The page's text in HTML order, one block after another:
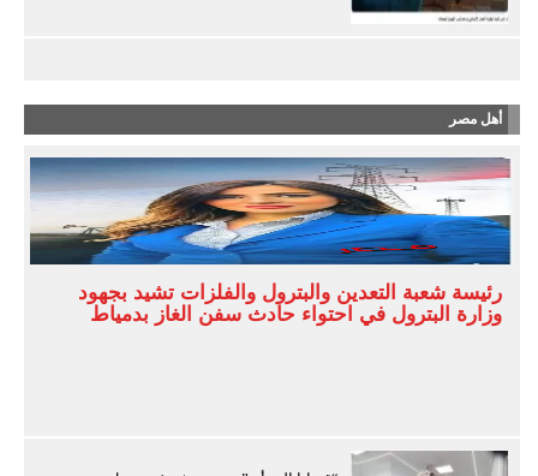
أهل مصر
رئيسة شعبة التعدين والبترول والفلزات تشيد بجهود
وزارة البترول في احتواء حادث سفن الغاز بدمياط